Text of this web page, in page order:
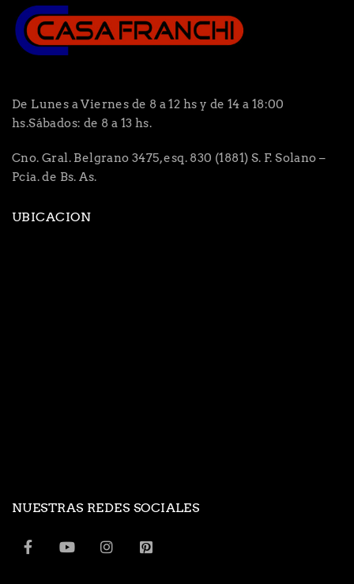
De Lunes a Viernes de 8 a 12 hs y de 14 a 18:00
hs.Sábados: de 8 a 13 hs.
Cno. Gral. Belgrano 3475, esq. 830 (1881) S. F. Solano –
Pcia. de Bs. As.
UBICACION
NUESTRAS REDES SOCIALES